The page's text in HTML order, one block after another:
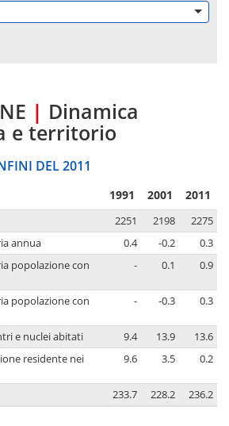
| Dinamica
e territorio
DEL 2011
1991 2001 2011
2251 2198
2275
annua
0.4 -0.2
0.3
popolazione con
- 0.1 0.9
popolazione con
- -0.3 0.3
e nuclei abitati 9.4 13.9
13.6
residente nei
9.6 3.5 0.2
233.7 228.2 236.2